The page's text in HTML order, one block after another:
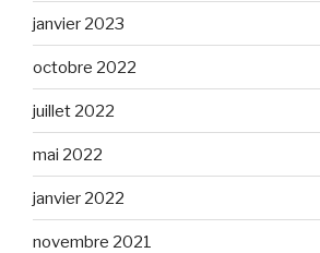
janvier 2023
octobre 2022
juillet 2022
mai 2022
janvier 2022
novembre 2021